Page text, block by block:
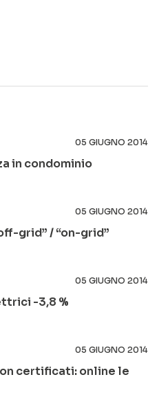
05 GIUGNO 2014
in condominio
05 GIUGNO 2014
grid” / “on-grid”
05 GIUGNO 2014
-3,8 %
05 GIUGNO 2014
certificati: online le